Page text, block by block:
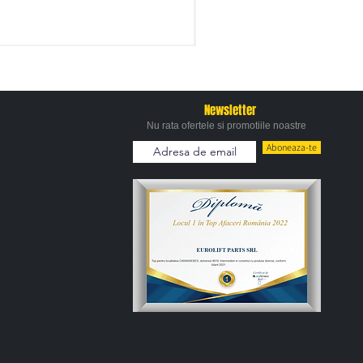
Newsletter
Nu rata ofertele si promotiile noastre
Aboneaza-te